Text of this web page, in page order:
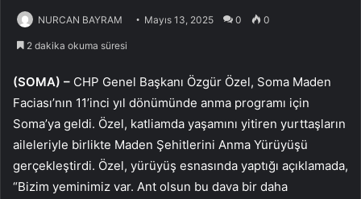
NURCAN BAYRAM Mayıs 13, 2025 0 0
2 dakika okuma süresi
(SOMA) – CHP Genel Başkanı Özgür Özel, Soma Maden
Faciası’nın 11’inci yıl dönümünde anma programı için
Soma’ya geldi. Özel, katliamda yaşamını yitiren yurttaşların
aileleriyle birlikte Maden Şehitlerini Anma Yürüyüşü
gerçekleştirdi. Özel, yürüyüş esnasında yaptığı açıklamada,
“Bizim yeminimiz var. Ant olsun bu dava bir daha